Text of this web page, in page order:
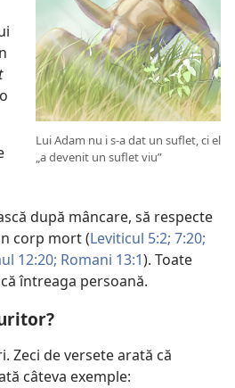
Lui Adam nu i s-a dat un suflet, ci el
„a devenit un suflet viu”
după mâncare, să respecte
corp mort (Leviticul 5:2; 7:20;
12:20; Romani 13:1). Toate
întreaga persoană.
Zeci de versete arată că
câteva exemple: